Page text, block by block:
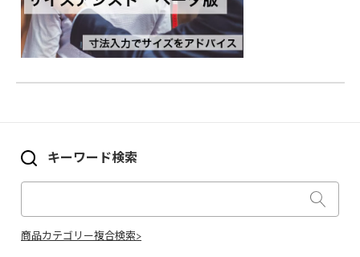
キーワード検索
商品カテゴリー複合検索>